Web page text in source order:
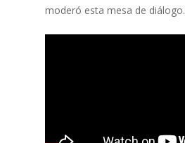
moderó esta mesa de diálogo.